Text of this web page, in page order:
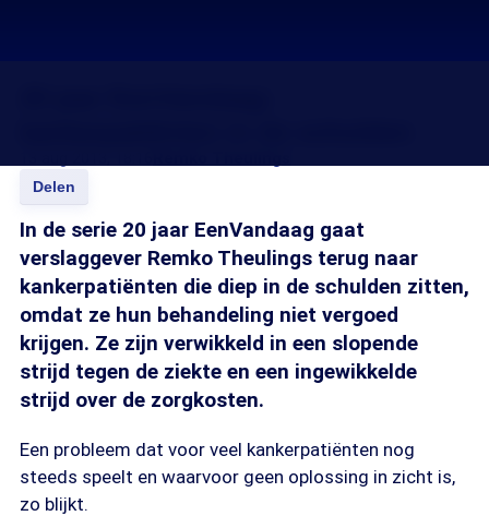
Delen
In de serie 20 jaar EenVandaag gaat
verslaggever Remko Theulings terug naar
kankerpatiënten die diep in de schulden zitten,
omdat ze hun behandeling niet vergoed
krijgen. Ze zijn verwikkeld in een slopende
strijd tegen de ziekte en een ingewikkelde
strijd over de zorgkosten.
Een probleem dat voor veel kankerpatiënten nog
steeds speelt en waarvoor geen oplossing in zicht is,
zo blijkt.